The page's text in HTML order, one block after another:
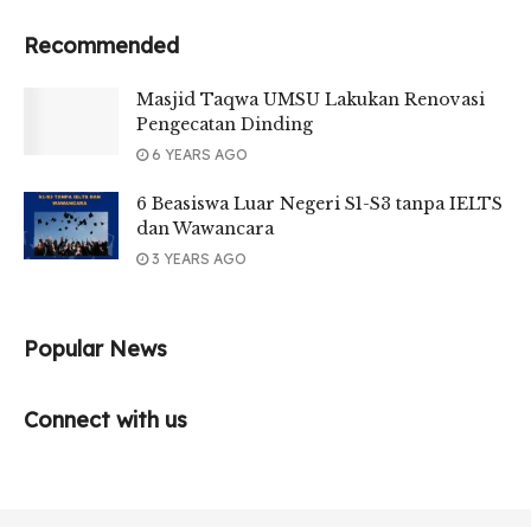
Recommended
Ma s j i d T a q w a U M S U L a k u k a n R e n o v a s i
P e n g e c a t a n D i n d i n g
6 YEARS AGO
6 Beasiswa Luar Negeri S1-S3 tanpa IELTS
dan Wawancara
3 YEARS AGO
Popular News
Connect with us